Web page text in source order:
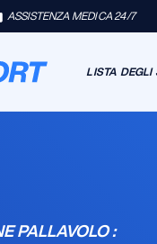
ASSISTENZA MEDICA 24/7
LISTA DEGLI
PALLAVOLO :